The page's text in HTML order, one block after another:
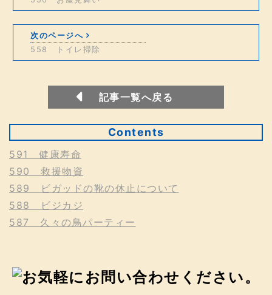
次のページへ
558 トイレ掃除
記事一覧へ戻る
Contents
591 健康寿命
590 救援物資
589 ビガッドの靴の休止について
588 ビジカジ
587 久々の鳥パーティー